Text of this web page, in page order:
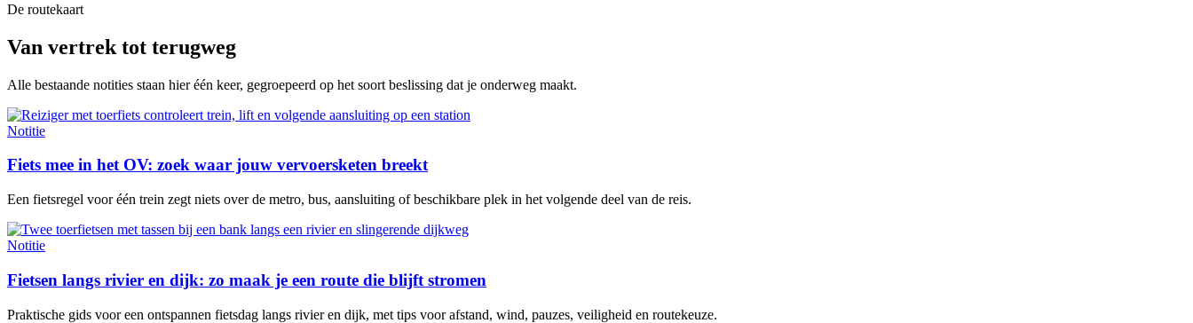
De routekaart
Van vertrek tot terugweg
Alle bestaande notities staan hier één keer, gegroepeerd op het soort beslissing dat je onderweg maakt.
Notitie
Fiets mee in het OV: zoek waar jouw vervoersketen breekt
Een fietsregel voor één trein zegt niets over de metro, bus, aansluiting of beschikbare plek in het volgende deel van de reis.
Notitie
Fietsen langs rivier en dijk: zo maak je een route die blijft stromen
Praktische gids voor een ontspannen fietsdag langs rivier en dijk, met tips voor afstand, wind, pauzes, veiligheid en routekeuze.